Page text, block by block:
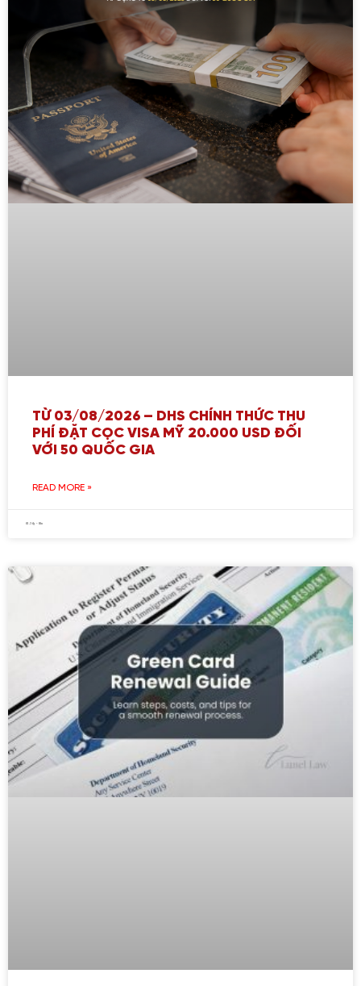
TỪ 03/08/2026 – DHS CHÍNH THỨC THU
PHÍ ĐẶT CỌC VISA MỸ 20.000 USD ĐỐI
VỚI 50 QUỐC GIA
READ MORE »